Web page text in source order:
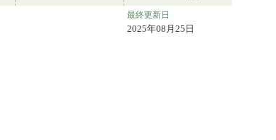
最終更新日
2025年08月25日